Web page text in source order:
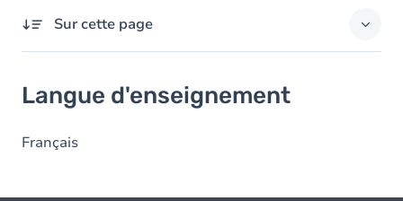
Sur cette page
Langue d'enseignement
Français